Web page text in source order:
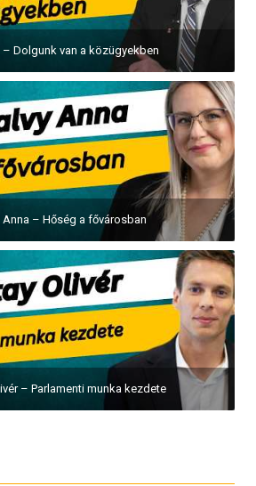
Dolgunk van a közügyekben
– Hőség a fővárosban
– Parlamenti munka kezdete